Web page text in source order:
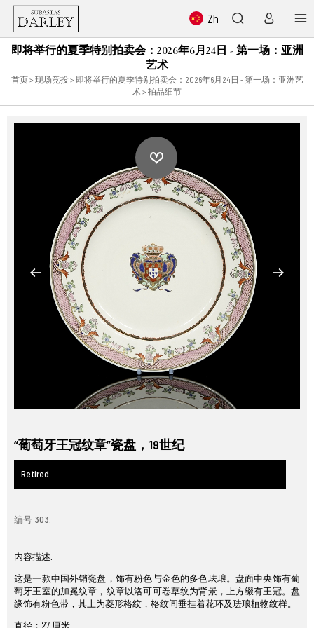
Zh
即将举行的夏季特别拍卖会：2026年6月24日 - 第一场：亚洲
艺术
首页> 现场竞投 > 即将举行的夏季特别拍卖会：2026年6月24日 - 第一场：亚洲艺
术> 拍品细节
“葡萄牙王冠纹章”瓷盘，19世纪
Retired.
编号 303.
内容描述.
这是一款中国外销瓷盘，饰有粉色与金色的多色珐琅。盘面中央饰有葡
萄牙王室的加冕纹章，纹章以洛可可卷草纹为背景，上方缀有王冠。盘
缘饰有粉色带，其上为菱形格纹，格纹间垂挂着花环及珐琅植物纹样。
直径：27 厘米